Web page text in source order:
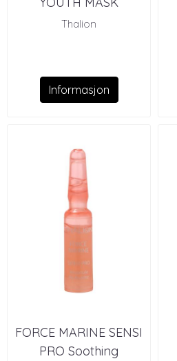
Thalion
Informasjon
FORCE MARINE SENSI
PRO Soothing